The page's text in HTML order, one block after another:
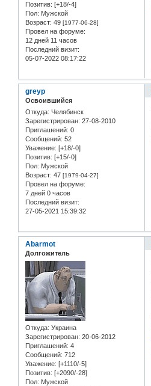
Позитив: [+18/-4]
Пол: Мужской
Возраст: 49 [1977-06-28]
Провел на форуме:
12 дней 11 часов
Последний визит:
05-07-2022 08:17:22
greyp
Освоившийся
Откуда: Челябинск
Зарегистрирован: 27-08-2010
Приглашений: 0
Сообщений: 52
Уважение: [+18/-0]
Позитив: [+15/-0]
Пол: Мужской
Возраст: 47 [1979-04-27]
Провел на форуме:
7 дней 0 часов
Последний визит:
27-05-2021 15:39:32
Abarmot
Долгожитель
Откуда: Украина
Зарегистрирован: 20-06-2012
Приглашений: 4
Сообщений: 712
Уважение: [+1110/-5]
Позитив: [+2090/-28]
Пол: Мужской